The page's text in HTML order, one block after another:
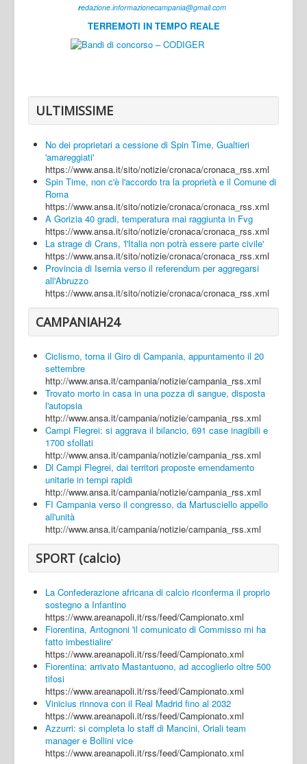
Caserta
Napoli
Salerno
Login
redazione.informazionecampania@gmail.com
TERREMOTI IN TEMPO REALE
ULTIMISSIME
No dei proprietari a cessione di Spin Time, Gualtieri
'amareggiati'
https://www.ansa.it/sito/notizie/cronaca/cronaca_rss.xml
Spin Time, non c'è l'accordo tra la proprietà e il Comune di
Roma
https://www.ansa.it/sito/notizie/cronaca/cronaca_rss.xml
A Gorizia 40 gradi, temperatura mai raggiunta in Fvg
https://www.ansa.it/sito/notizie/cronaca/cronaca_rss.xml
La strage di Crans, 'l'Italia non potrà essere parte civile'
https://www.ansa.it/sito/notizie/cronaca/cronaca_rss.xml
Provincia di Isernia verso il referendum per aggregarsi
all'Abruzzo
https://www.ansa.it/sito/notizie/cronaca/cronaca_rss.xml
CAMPANIAH24
Ciclismo, torna il Giro di Campania, appuntamento il 20
settembre
http://www.ansa.it/campania/notizie/campania_rss.xml
Trovato morto in casa in una pozza di sangue, disposta
l'autopsia
http://www.ansa.it/campania/notizie/campania_rss.xml
Campi Flegrei: si aggrava il bilancio, 691 case inagibili e
1700 sfollati
http://www.ansa.it/campania/notizie/campania_rss.xml
Dl Campi Flegrei, dai territori proposte emendamento
unitarie in tempi rapidi
http://www.ansa.it/campania/notizie/campania_rss.xml
FI Campania verso il congresso, da Martusciello appello
all'unità
http://www.ansa.it/campania/notizie/campania_rss.xml
SPORT (calcio)
La Confederazione africana di calcio riconferma il proprio
sostegno a Infantino
https://www.areanapoli.it/rss/feed/Campionato.xml
Fiorentina, Antognoni 'il comunicato di Commisso mi ha
fatto imbestialire'
https://www.areanapoli.it/rss/feed/Campionato.xml
Fiorentina: arrivato Mastantuono, ad accoglierlo oltre 500
tifosi
https://www.areanapoli.it/rss/feed/Campionato.xml
Vinicius rinnova con il Real Madrid fino al 2032
https://www.areanapoli.it/rss/feed/Campionato.xml
Azzurri: si completa lo staff di Mancini, Oriali team
manager e Bollini vice
https://www.areanapoli.it/rss/feed/Campionato.xml